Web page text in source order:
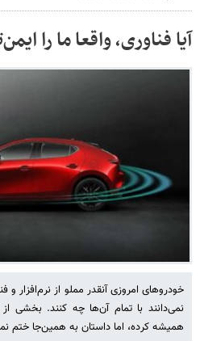
آیا فناوری، واقعا ما را
خودروهای امروزی آنقدر مملو از نرم‌افزار و
نمی‌دانند با تمام آن‌ها چه کنند. بخشی از
همیشه کرده، اما داستان به همین‌جا ختم